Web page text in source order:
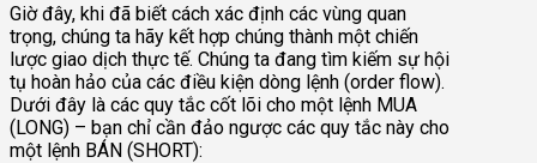
Giờ đây, khi đã biết cách xác định các vùng quan
trọng, chúng ta hãy kết hợp chúng thành một chiến
lược giao dịch thực tế. Chúng ta đang tìm kiếm sự hội
tụ hoàn hảo của các điều kiện dòng lệnh (order flow).
Dưới đây là các quy tắc cốt lõi cho một lệnh MUA
(LONG) – bạn chỉ cần đảo ngược các quy tắc này cho
một lệnh BÁN (SHORT):